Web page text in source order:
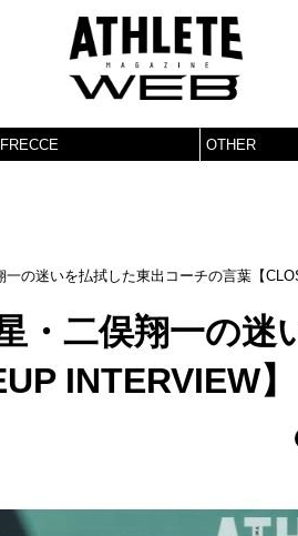
OTHER
の迷いを払拭した東出コーチの言葉【
・二俣翔一の迷
INTERVIEW】